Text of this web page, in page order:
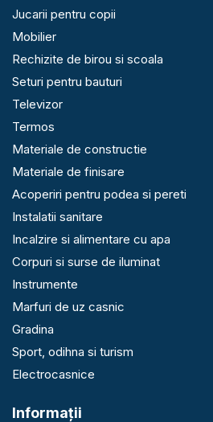
Jucarii pentru copii
Mobilier
Rechizite de birou si scoala
Seturi pentru bauturi
Televizor
Termos
Materiale de constructie
Materiale de finisare
Acoperiri pentru podea si pereti
Instalatii sanitare
Incalzire si alimentare cu apa
Corpuri si surse de iluminat
Instrumente
Marfuri de uz casnic
Gradina
Sport, odihna si turism
Electrocasnice
Informaţii